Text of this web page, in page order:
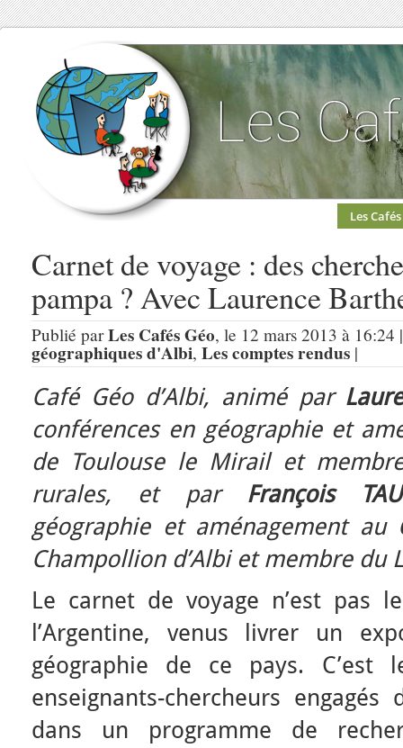
Les Cafés
Carnet de voyage : des
pampa ? Avec Laurence
Publié parLes Cafés Géo, le 12 mars 2013 à
géographiques d'Albi, Les comptes rendus |
Café Géo d’Albi, animé par
conférences en géographie et
de Toulouse le Mirail et
rurales, et par François
géographie et aménagement au
Champollion d’Albi et membre du
Le carnet de voyage n’est pas
l’Argentine, venus livrer un
géographie de ce pays. C’est
enseignants-chercheurs
dans un programme de